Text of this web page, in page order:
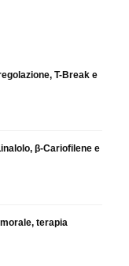
T-Break e
β-Cariofilene e
terapia